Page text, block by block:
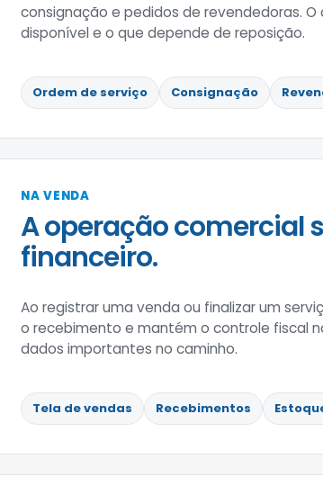
consignação e pedidos de revendedoras.
disponível e o que depende de reposição.
Ordem de serviço Consignação
NA VENDA
A operação comercial
financeiro.
Ao registrar uma venda ou finalizar um
o recebimento e mantém o controle fiscal
dados importantes no caminho.
Tela de vendas Recebimentos